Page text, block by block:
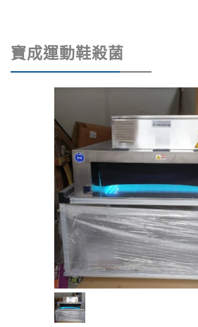
寶成運動鞋殺菌